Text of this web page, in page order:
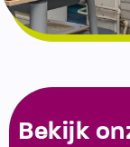
Bekijk